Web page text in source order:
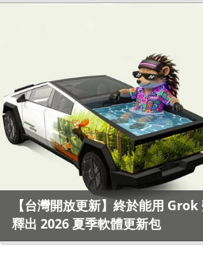
【台灣開放更新】終於能用
釋出 2026 夏季軟體更新包